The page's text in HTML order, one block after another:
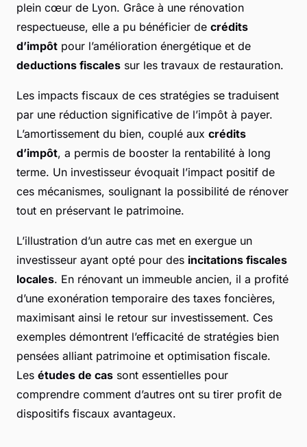
plein cœur de Lyon. Grâce à une rénovation
respectueuse, elle a pu bénéficier de crédits
d’impôt pour l’amélioration énergétique et de
deductions fiscales sur les travaux de restauration.
Les impacts fiscaux de ces stratégies se traduisent
par une réduction significative de l’impôt à payer.
L’amortissement du bien, couplé aux crédits
d’impôt, a permis de booster la rentabilité à long
terme. Un investisseur évoquait l’impact positif de
ces mécanismes, soulignant la possibilité de rénover
tout en préservant le patrimoine.
L’illustration d’un autre cas met en exergue un
investisseur ayant opté pour des incitations fiscales
locales. En rénovant un immeuble ancien, il a profité
d’une exonération temporaire des taxes foncières,
maximisant ainsi le retour sur investissement. Ces
exemples démontrent l’efficacité de stratégies bien
pensées alliant patrimoine et optimisation fiscale.
Les études de cas sont essentielles pour
comprendre comment d’autres ont su tirer profit de
dispositifs fiscaux avantageux.